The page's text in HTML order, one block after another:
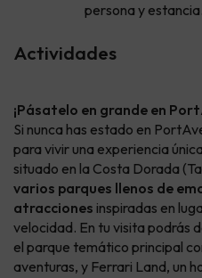
persona y estancia.
Actividades
¡Pásatelo en grande en
Si nunca has estado en
para vivir una experiencia
situado en la Costa Dorada
varios parques llenos de
atracciones inspiradas en
velocidad. En tu visita podrás
el parque temático principal
aventuras, y Ferrari Land, un